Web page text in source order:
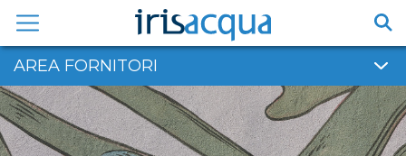
contenuto
AREA FORNITORI